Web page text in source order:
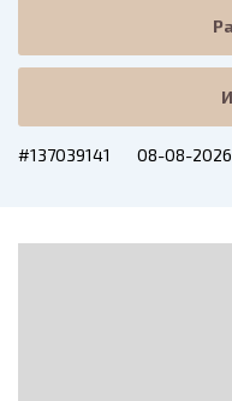
#137039141 08-08-2026